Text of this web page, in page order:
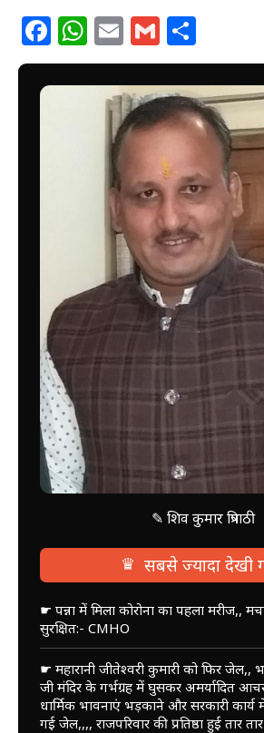
Facebook
WhatsApp
Email
Gmail
✎ शिव कुमार त्रिपाठी
♛ सबसे ज्यादा देखी
☛ पन्ना में मिला कोरोना का पहला मरीज,,
सुरक्षित:- CMHO
☛ महारानी जीतेश्वरी कुमारी को फिर जेल,,
जी मंदिर के गर्भग्रह में घुसकर अमर्यादित
धार्मिक भावनाएं भड़काने और सरकारी कार्य
गई जेल,,,, राजपरिवार की प्रतिष्ठा हुई तार तार